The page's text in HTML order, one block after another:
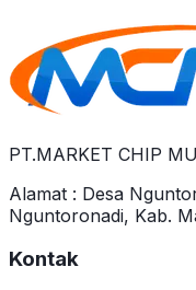
PT.MARKET CHIP
Alamat : Desa
Nguntoronadi, Kab.
Kontak